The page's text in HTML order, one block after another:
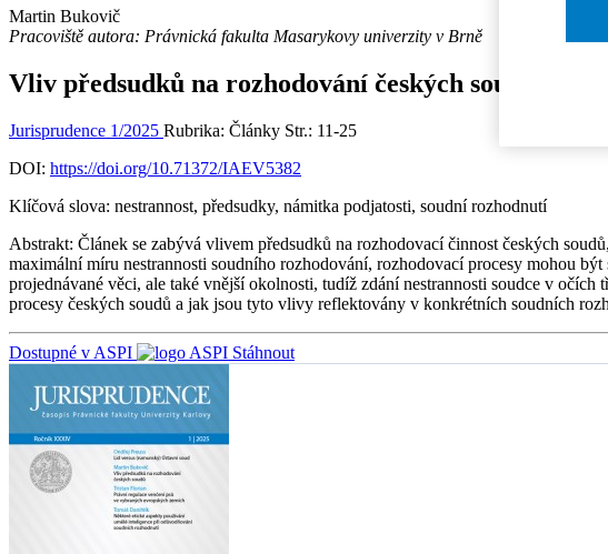
Martin Bukovič
Pracoviště autora: Právnická fakulta Masarykovy univerzity v Brně
Vliv předsudků na rozhodování českých soudů
Jurisprudence 1/2025 Rubrika: Články Str.: 11-25
DOI: https://doi.org/10.71372/IAEV5382
Klíčová slova: nestrannost, předsudky, námitka podjatosti, soudní rozhodnutí
Abstrakt: Článek se zabývá vlivem předsudků na rozhodovací činnost českých
maximální míru nestrannosti soudního rozhodování, rozhodovací procesy mohou
projednávané věci, ale také vnější okolnosti, tudíž zdání nestrannosti soudce v
procesy českých soudů a jak jsou tyto vlivy reflektovány v konkrétních soudních
Dostupné v ASPI Stáhnout